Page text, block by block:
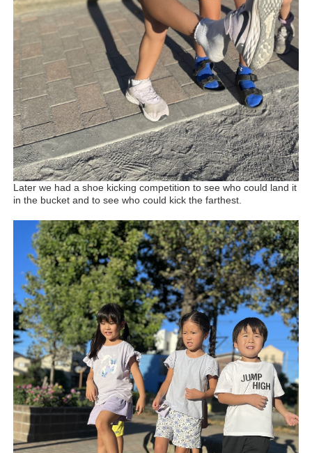
Later we had a shoe kicking competition to see who could land it
in the bucket and to see who could kick the farthest.